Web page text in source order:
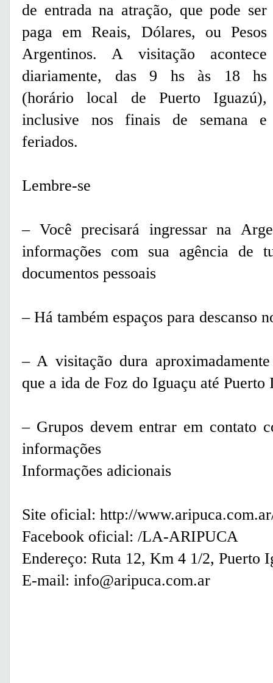
de entrada na atração, que pode ser
paga em Reais, Dólares, ou Pesos
Argentinos. A visitação acontece
diariamente, das 9 hs às 18 hs
(horário local de Puerto Iguazú),
inclusive nos finais de semana e
feriados.
Lembre-se
– Você precisará ingressar na
informações com sua agência de
documentos pessoais
– Há também espaços para descanso
– A visitação dura
que a ida de Foz do Iguaçu até
– Grupos devem entrar em contato
informações
Informações adicionais
Site oficial: http://
Facebook oficial: /LA-ARIPUCA
Endereço: Ruta 12, Km 4 1/2, Puerto
E-mail: info@aripuca.com.ar